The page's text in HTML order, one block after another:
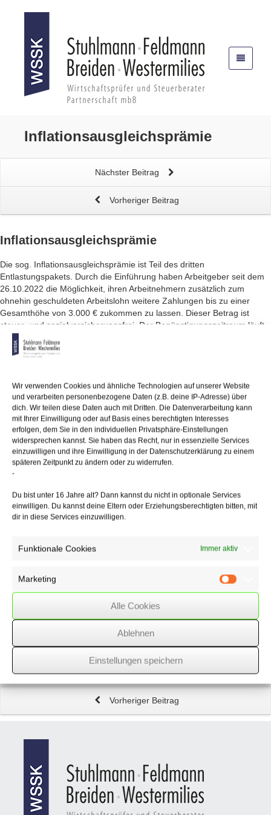
Wir verwenden Cookies und ähnliche Technologien auf unserer Website
und verarbeiten personenbezogene Daten (z.B. deine IP-Adresse) über
dich. Wir teilen diese Daten auch mit Dritten. Die Datenverarbeitung kann
mit Ihrer Einwilligung oder auf Basis eines berechtigten Interesses
erfolgen, dem Sie in den individuellen Privatsphäre-Einstellungen
widersprechen kannst. Sie haben das Recht, nur in essenzielle Services
einzuwilligen und ihre Einwilligung in der Datenschutzerklärung zu einem
späteren Zeitpunkt zu ändern oder zu widerrufen.
-
Du bist unter 16 Jahre alt? Dann kannst du nicht in optionale Services
einwilligen. Du kannst deine Eltern oder Erziehungsberechtigten bitten, mit
dir in diese Services einzuwilligen.
Funktionale Cookies Immer aktiv
Marketing
Alle Cookies
Ablehnen
Einstellungen speichern
Inflationsausgleichsprämie
Nächster Beitrag
Vorheriger Beitrag
Inflationsausgleichsprämie
Die sog. Inflationsausgleichsprämie ist Teil des dritten
Entlastungspakets. Durch die Einführung haben Arbeitgeber seit dem
26.10.2022 die Möglichkeit, ihren Arbeitnehmern zusätzlich zum
ohnehin geschuldeten Arbeitslohn weitere Zahlungen bis zu einer
Gesamthöhe von 3.000 € zukommen zu lassen. Dieser Betrag ist
steuer- und sozialversicherungsfrei. Der Begünstigungszeitraum läuft
werden, zu entscheiden, ob und in welcher Höhe sie die Prämie
05/12/2022 / WSSK
Überden Autor
wssk-admin
RelatedPosts
Nächster Beitrag
Vorheriger Beitrag